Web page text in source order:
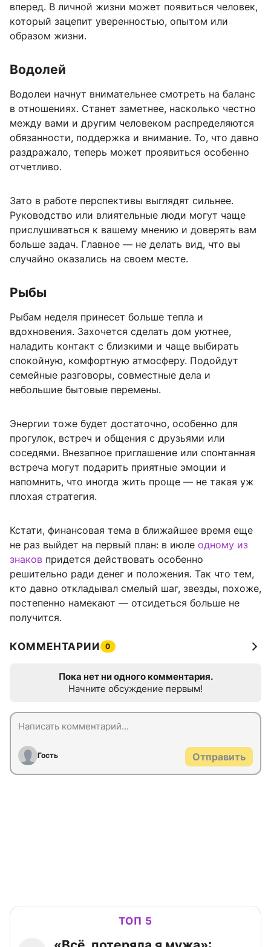
вперед. В личной жизни может появиться человек,
который зацепит уверенностью, опытом или
образом жизни.
Водолей
Водолеи начнут внимательнее смотреть на баланс
в отношениях. Станет заметнее, насколько честно
между вами и другим человеком распределяются
обязанности, поддержка и внимание. То, что давно
раздражало, теперь может проявиться особенно
отчетливо.
Зато в работе перспективы выглядят сильнее.
Руководство или влиятельные люди могут чаще
прислушиваться к вашему мнению и доверять вам
больше задач. Главное — не делать вид, что вы
случайно оказались на своем месте.
Рыбы
Рыбам неделя принесет больше тепла и
вдохновения. Захочется сделать дом уютнее,
наладить контакт с близкими и чаще выбирать
спокойную, комфортную атмосферу. Подойдут
семейные разговоры, совместные дела и
небольшие бытовые перемены.
Энергии тоже будет достаточно, особенно для
прогулок, встреч и общения с друзьями или
соседями. Внезапное приглашение или спонтанная
встреча могут подарить приятные эмоции и
напомнить, что иногда жить проще — не такая уж
плохая стратегия.
Кстати, финансовая тема в ближайшее время еще
не раз выйдет на первый план: в июле одному из
знаков придется действовать особенно
решительно ради денег и положения. Так что тем,
кто давно откладывал смелый шаг, звезды, похоже,
постепенно намекают — отсидеться больше не
получится.
КОММЕНТАРИИ 0
Пока нет ни одного комментария.
Начните обсуждение первым!
Гость Отправить
ТОП 5